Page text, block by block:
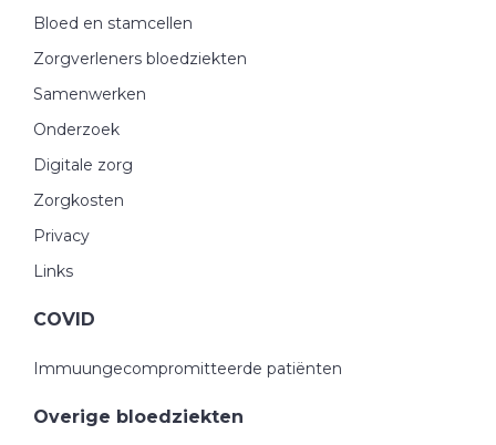
Bloed en stamcellen
Zorgverleners bloedziekten
Samenwerken
Onderzoek
Digitale zorg
Zorgkosten
Privacy
Links
COVID
Immuungecompromitteerde patiënten
Overige bloedziekten